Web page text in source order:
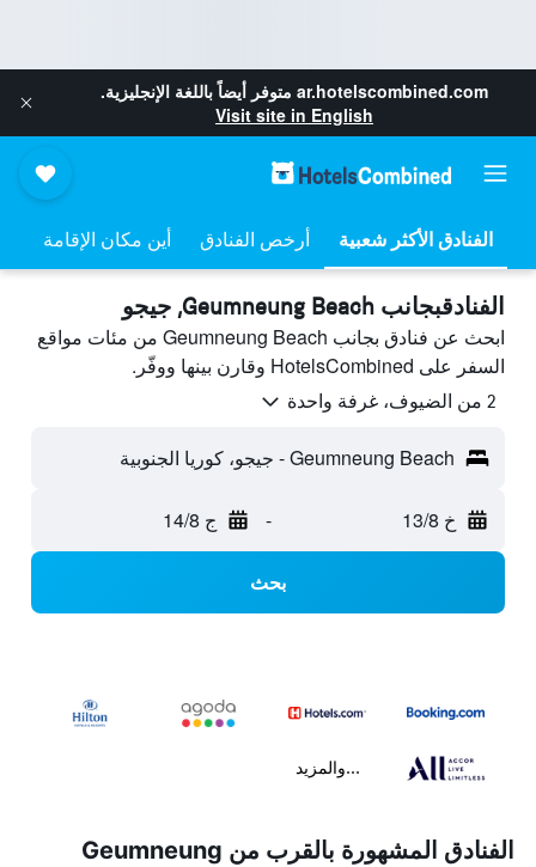
ar.hotelscombined.com متوفر أيضاً باللغة الإنجليزية.
Visit site in English
أرخص الفنادق أين مكان الإقامة
الفنادقبجانب Geumneung Beach, جيجو
ابحث عن فنادق بجانب Geumneung Beach من مئات مواقع
السفر على HotelsCombined وقارن بينها ووفّر.
2 من الضيوف، غرفة واحدة
Geumneung Beach - جيجو، كوريا الجنوبية
خ 13/8 - ج 14/8
بحث
...والمزيد
الفنادق المشهورة بالقرب من Geumneung